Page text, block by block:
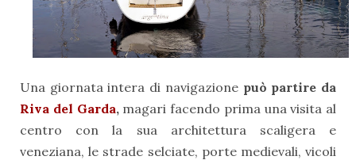
Una giornata intera di navigazione può partire da
Riva del Garda, magari facendo prima una visita al
centro con la sua architettura scaligera e
veneziana, le strade selciate, porte medievali, vicoli